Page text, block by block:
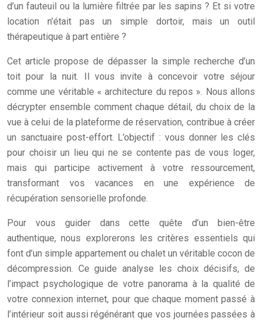
d’un fauteuil ou la lumière filtrée par les sapins ? Et si votre
location n’était pas un simple dortoir, mais un outil
thérapeutique à part entière ?
Cet article propose de dépasser la simple recherche d’un
toit pour la nuit. Il vous invite à concevoir votre séjour
comme une véritable « architecture du repos ». Nous allons
décrypter ensemble comment chaque détail, du choix de la
vue à celui de la plateforme de réservation, contribue à créer
un sanctuaire post-effort. L’objectif : vous donner les clés
pour choisir un lieu qui ne se contente pas de vous loger,
mais qui participe activement à votre ressourcement,
transformant vos vacances en une expérience de
récupération sensorielle profonde.
Pour vous guider dans cette quête d’un bien-être
authentique, nous explorerons les critères essentiels qui
font d’un simple appartement ou chalet un véritable cocon de
décompression. Ce guide analyse les choix décisifs, de
l’impact psychologique de votre panorama à la qualité de
votre connexion internet, pour que chaque moment passé à
l’intérieur soit aussi régénérant que vos journées passées à